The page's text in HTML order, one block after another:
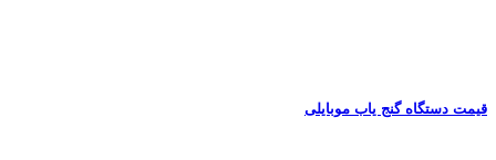
قیمت دستگاه گنج یاب موبایلی